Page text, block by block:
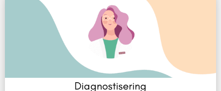
Diagnostisering